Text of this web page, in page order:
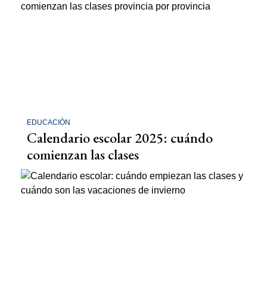
EDUCACIÓN
Calendario escolar 2025: cuándo
comienzan las clases